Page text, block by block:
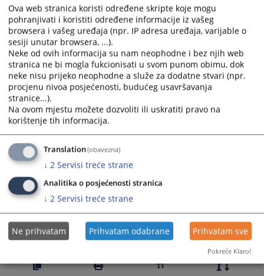
Ovaj zakon stupa na snagu osmog dana od dana objavljivanja u
"Službenom glasniku BiH".
Prikazana vijest je na : Bosanski jezik
Obavijest o preuzimanju sadržaja
Napomena:U slučaju preuzimanja vijesti istu preuzeti u
integralnom obliku uz navođenje izvora informacije.
Prateći dokumenti
Izmjene i dopune 39/20
2754PREGLEDA
Ova web stranica koristi određene skripte koje mogu
pohranjivati i koristiti određene informacije iz vašeg
browsera i vašeg uređaja (npr. IP adresa uređaja, varijable o
sesiji unutar browsera, ...).
Neke od ovih informacija su nam neophodne i bez njih web
stranica ne bi mogla fukcionisati u svom punom obimu, dok
neke nisu prijeko neophodne a služe za dodatne stvari (npr.
procjenu nivoa posjećenosti, budućeg usavršavanja
stranice...).
Na ovom mjestu možete dozvoliti ili uskratiti pravo na
korištenje tih informacija.
Translation(obavezna)
↓ 2 Servisi treće strane
Analitika o posjećenosti stranica
↓ 2 Servisi treće strane
Ne prihvatam Prihvatam odabrane Prihvatam sve
Pokreće Klaro!